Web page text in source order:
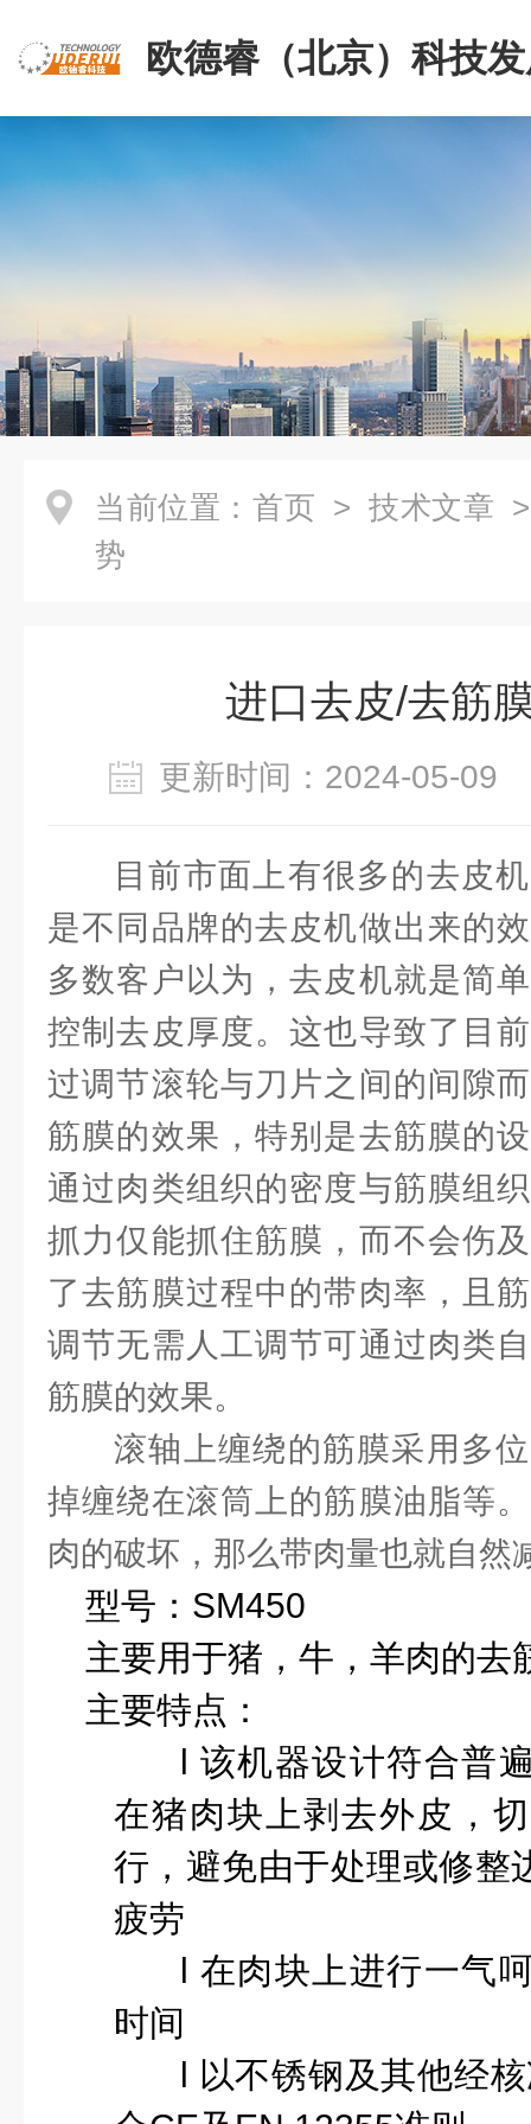
欧德睿（北京）科技
公司
当前位置： 首页 > 技术文章
势
进口去皮/去筋
更新时间：2024-05-
目前市面上有很多的去皮
是不同品牌的去皮机做出来的
多数客户以为，去皮机就是简
控制去皮厚度。这也导致了目
过调节滚轮与刀片之间的间隙
筋膜的效果，特别是去筋膜的
通过肉类组织的密度与筋膜组
抓力仅能抓住筋膜，而不会伤
了去筋膜过程中的带肉率，且
调节无需人工调节可通过肉类
筋膜的效果。
滚轴上缠绕的筋膜采用多
掉缠绕在滚筒上的筋膜油脂等
肉的破坏，那么带肉量也就自然
型号： SM450
主要用于猪，牛，羊肉的去
主要特点：
l 该机器设计符合普
在猪肉块上剥去外皮，
行，避免由于处理或修整
疲劳
l 在肉块上进行一气
时间
l 以不锈钢及其他经